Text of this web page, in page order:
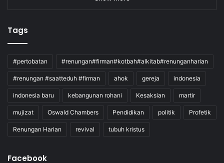
Tags
#pertobatan #renungan#firman#kotbah#alkitab#renunganharian
#renungan #saatteduh #firman ahok gereja indonesia
indonesia baru kebangunan rohani Kesaksian martir
mujizat Oswald Chambers Pendidikan politik Profetik
Renungan Harian revival tubuh kristus
Facebook